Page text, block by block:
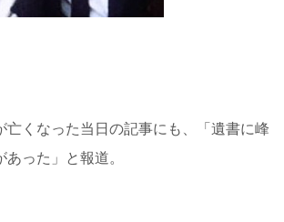
亡くなった当日の記事にも、「遺書に峰
った」と報道。